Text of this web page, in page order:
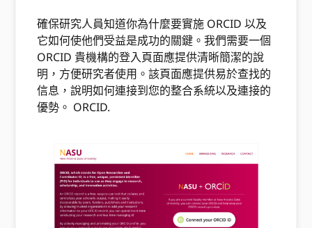
確保研究人員知道你為什麼要實施 ORCID 以及
它如何使他們受益是成功的關鍵。我們需要一個
ORCID 貴機構的登入頁面應提供清晰簡潔的說
明，方便研究者使用。該頁面應提供易於查找的
信息，說明如何連接到您的整合系統以及連接的
優勢。 ORCID.